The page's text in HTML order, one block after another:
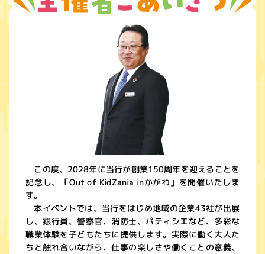
この度、2028年に当行が創業150周年を迎えることを
記念し、「Out of KidZania inかがわ」を開催いたしま
す。
本イベントでは、当行をはじめ地域の企業43社が出展
し、銀行員、警察官、消防士、パティシエなど、多彩な
職業体験を子どもたちに提供します。実際に働く大人た
ちと触れ合いながら、仕事の楽しさや働くことの意義、